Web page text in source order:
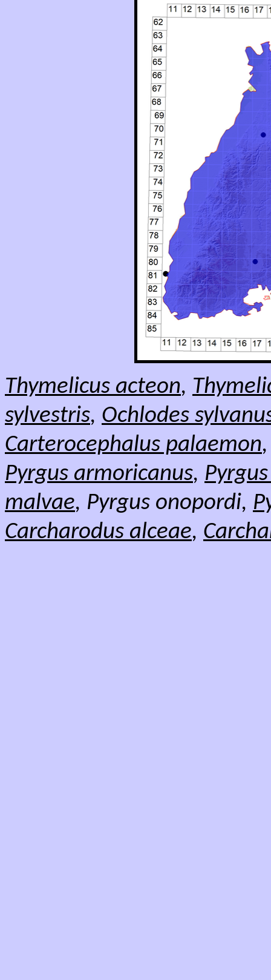
Thymelicus acteon,
sylvestris, Ochlodes
Carterocephalus palaemon
Pyrgus armoricanus,
malvae, Pyrgus onopordi,
Carcharodus alceae,